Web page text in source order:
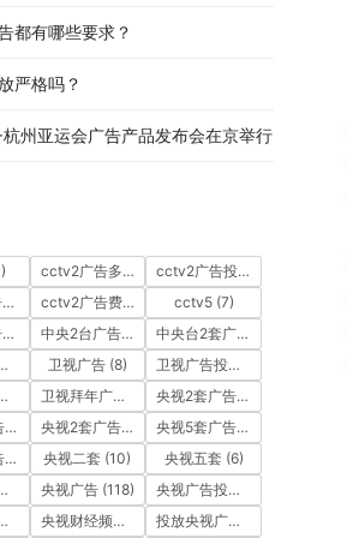
都有哪些要求？
严格吗？
州亚运会广告产品发布会在京举行
cctv2广告多少钱 (10) cctv2广告投放
CCTV2广告投放多少钱
(10) cctv2广告费用 cctv5(7)
CCTV5广告投放
(7) 中央2台广告
(10) 中央台2套广告
视总台
(18)
卫视广告(8) 卫视广告投放
放案例
(8) 卫视拜年广告 央视2套广告
(11)
央视2套广告价格
(10) 央视2套广告费用 (10) 央视5套广告价格
央视5套广告费用
(6)
央视二套 (10) 央视五套 (6)
道广告
(7)
央视广告(118) 央视广告投放
放案例
(49) 央视财经频道广告 (12) 投放央视广告